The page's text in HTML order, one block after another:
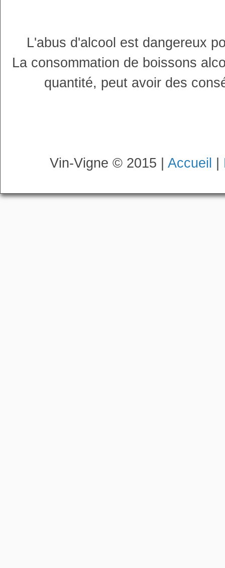
L'abus d'alcool est dangereux
La consommation de boissons
quantité, peut avoir des
Vin-Vigne © 2015 | Accueil